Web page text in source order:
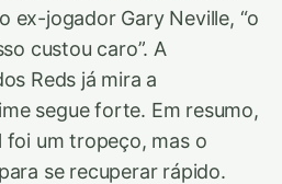
ex-jogador Gary Neville, “o
custou caro”. A
Reds já mira a
segue forte. Em resumo,
foi um tropeço, mas o
se recuperar rápido.